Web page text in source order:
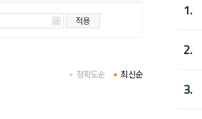
적용
최신순
정확도순
1.
2.
3.